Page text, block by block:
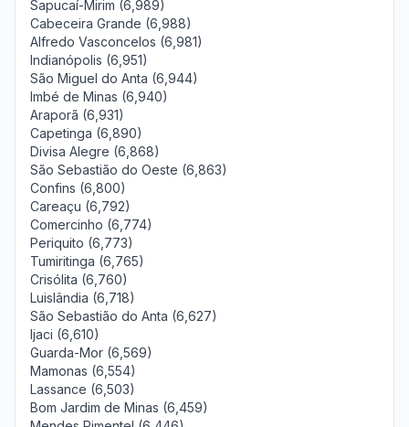
Sapucaí-Mirim (6,989)
Cabeceira Grande (6,988)
Alfredo Vasconcelos (6,981)
Indianópolis (6,951)
São Miguel do Anta (6,944)
Imbé de Minas (6,940)
Araporã (6,931)
Capetinga (6,890)
Divisa Alegre (6,868)
São Sebastião do Oeste (6,863)
Confins (6,800)
Careaçu (6,792)
Comercinho (6,774)
Periquito (6,773)
Tumiritinga (6,765)
Crisólita (6,760)
Luislândia (6,718)
São Sebastião do Anta (6,627)
Ijaci (6,610)
Guarda-Mor (6,569)
Mamonas (6,554)
Lassance (6,503)
Bom Jardim de Minas (6,459)